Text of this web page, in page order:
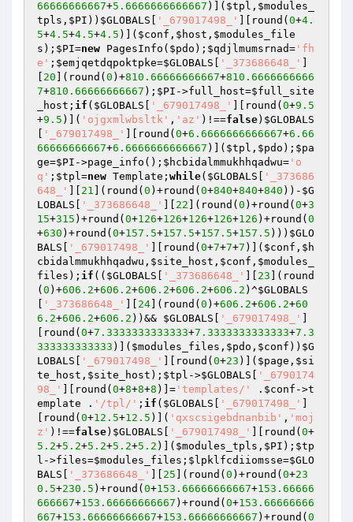
66666666667+5.6666666666667 )]( $tpl , $modules_
tpls , $PI )) $GLOBALS '_679017498_' ][round( 0+4.
5+4.5+4.5+4.5 )]( $conf , $host , $modules_file
s ); $PI=new PagesInfo( $pdo ); $qdjlmumsrnad= 'fh
e' ; $emjqetdqpoktpke=$GLOBALS '_373686648_'
20 ](round( 0 )+810.66666666667+810.6666666666
7+810.66666666667 ); $PI ->full_host=$full_site
_host ; if ( $GLOBALS '_679017498_' ][round( 0+9.5
+9.5 )]( 'ojgxmlwbsltk' , 'az' )!==false) $GLOBALS
'_679017498_' ][round( 0+6.6666666666667+6.66
66666666667+6.6666666666667 )]( $tpl , $pdo ); $pa
ge=$PI ->page_info(); $hcbidalmmukhhqadwu= 'o
q' ; $tpl=new Template; while( $GLOBALS
'_373686
648_'
21 ](round( 0 )+round( 0+840+840+840 ))- $G
LOBALS
'_373686648_' 22 ](round( 0 )+round( 0+3
15+315 )+round( 0+126+126+126+126+126 )+round( 0
+630 )+round( 0+157.5+157.5+157.5+157.5 ))) $GLO
BALS
'_679017498_' ][round( 0+7+7+7 )]( $conf , $h
cbidalmmukhhqadwu , $site_host , $conf , $modules_
files ); if (( $GLOBALS '_373686648_' 23 ](round
( 0 )+606.2+606.2+606.2+606.2+606.2 )^$GLOBALS
'_373686648_' 24 ](round( 0 )+606.2+606.2+60
6.2+606.2+606.2 ))&& $GLOBALS '_679017498_'
[round( 0+7.3333333333333+7.3333333333333+7.3
333333333333 )]( $modules_files , $pdo , $conf )) $G
LOBALS
'_679017498_' ][round( 0+23 )]( $page , $si
te_host , $site_host ); $tpl ->$GLOBALS
'_6790174
98_'
][round( 0+8+8+8 )]= 'templates/' . $conf ->t
emplate . '/tpl/' ; if ( $GLOBALS '_679017498_'
[round( 0+12.5+12.5 )]( 'qxscsigebdnanbib' , 'moj
z' )!==false) $GLOBALS '_679017498_' ][round( 0+
5.2+5.2+5.2+5.2+5.2 )]( $modules_tpls , $PI ); $tp
l ->files=$modules_files ; $lpklfcdiiomsse=$GLO
BALS
'_373686648_' 25 ](round( 0 )+round( 0+23
0.5+230.5 )+round( 0+153.66666666667+153.66666
666667+153.66666666667 )+round( 0+153.66666666
667+153.66666666667+153.66666666667 )+round( 0